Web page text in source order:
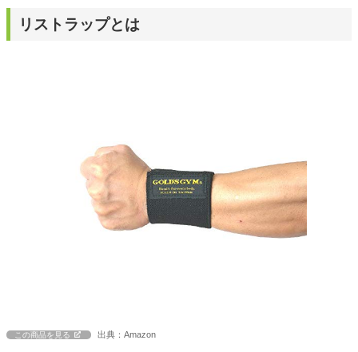
リストラップとは
この商品を見る 出典：Amazon